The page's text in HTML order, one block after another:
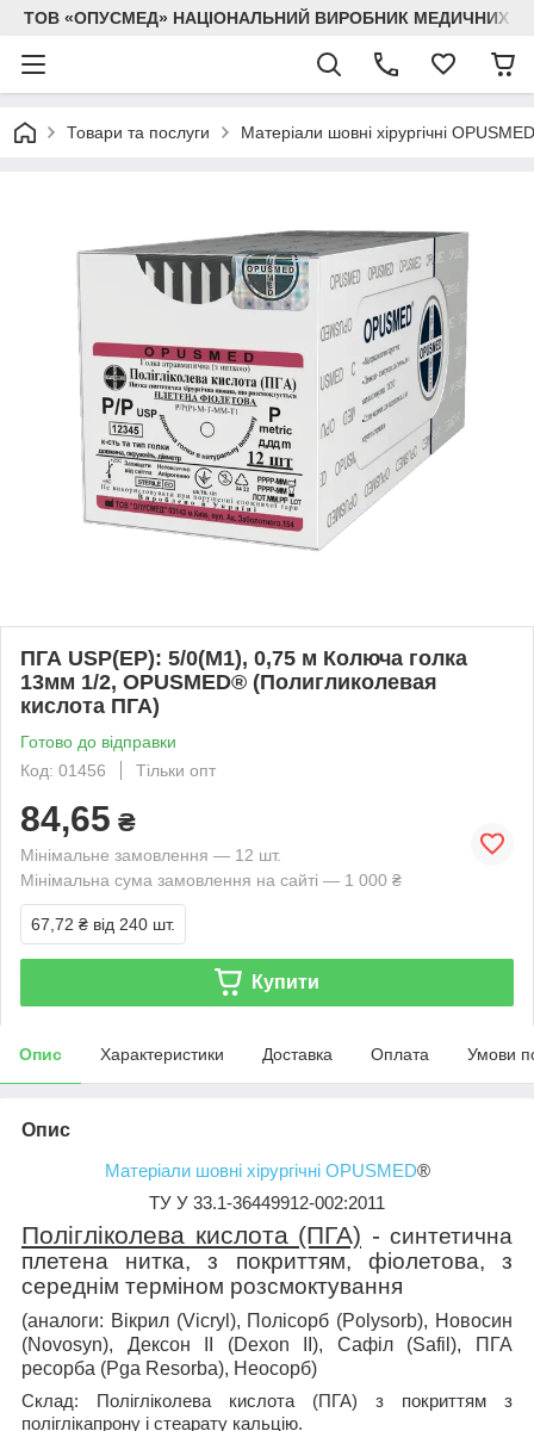
ТОВ «ОПУСМЕД» НАЦІОНАЛЬНИЙ ВИРОБНИК МЕДИЧНИХ
Товари та послуги Матеріали шовні хірургічні OPUSMED
ПГА USP(EP): 5/0(М1), 0,75 м Колюча голка
13мм 1/2, OPUSMED® (Полигликолевая
кислота ПГА)
Готово до відправки
Код: 01456
Тільки опт
84,65 ₴
Мінімальне замовлення — 12 шт.
Мінімальна сума замовлення на сайті — 1 000 ₴
67,72 ₴ від 240 шт.
Купити
Опис Характеристики Доставка Оплата Умови
Опис
Матеріали шовні хірургічні OPUSMED®
ТУ У 33.1-36449912-002:2011
Полігліколева кислота (ПГА) - синтетична
плетена нитка, з покриттям, фіолетова, з
середнім терміном розсмоктування
(аналоги: Вікрил (Vicryl), Полісорб (Polysorb), Новосин
(Novosyn), Дексон ІІ (Dexon II), Сафіл (Safil), ПГА
ресорба (Pga Resorba), Неосорб)
Склад:
Полігліколева кислота (ПГА) з покриттям з
поліглікапрону і стеарату кальцію.